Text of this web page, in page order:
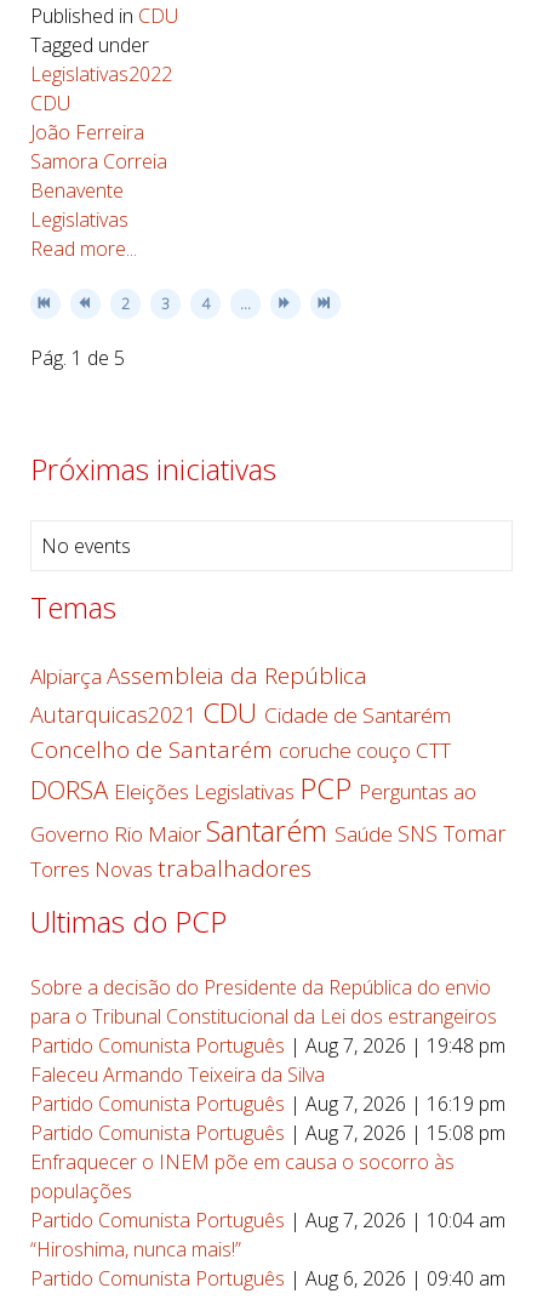
Published in CDU
Tagged under
Legislativas2022
CDU
João Ferreira
Samora Correia
Benavente
Legislativas
Read more...
2 3 4 ...
Pág. 1 de 5
Próximas iniciativas
No events
Temas
Alpiarça Assembleia da República
Autarquicas2021 CDU Cidade de Santarém
Concelho de Santarém coruche couço CTT
DORSA Eleições Legislativas PCP Perguntas ao
Governo Rio MaiorSantarém Saúde SNS Tomar
Torres Novas trabalhadores
Ultimas do PCP
Sobre a decisão do Presidente da República do envio
para o Tribunal Constitucional da Lei dos estrangeiros
Partido Comunista Português | Aug 7, 2026 | 19:48 pm
Faleceu Armando Teixeira da Silva
Partido Comunista Português | Aug 7, 2026 | 16:19 pm
Partido Comunista Português | Aug 7, 2026 | 15:08 pm
Enfraquecer o INEM põe em causa o socorro às
populações
Partido Comunista Português | Aug 7, 2026 | 10:04 am
“Hiroshima, nunca mais!”
Partido Comunista Português | Aug 6, 2026 | 09:40 am